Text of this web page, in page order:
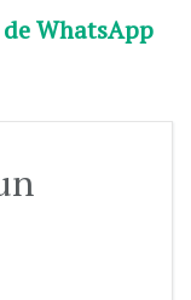
WhatsApp